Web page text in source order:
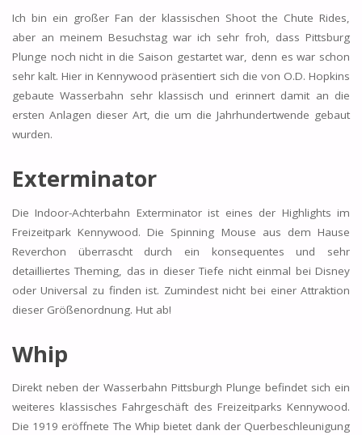
Ich bin ein großer Fan der klassischen Shoot the Chute Rides,
aber an meinem Besuchstag war ich sehr froh, dass Pittsburg
Plunge noch nicht in die Saison gestartet war, denn es war schon
sehr kalt. Hier in Kennywood präsentiert sich die von O.D. Hopkins
gebaute Wasserbahn sehr klassisch und erinnert damit an die
ersten Anlagen dieser Art, die um die Jahrhundertwende gebaut
wurden.
Exterminator
Die Indoor-Achterbahn Exterminator ist eines der Highlights im
Freizeitpark Kennywood. Die Spinning Mouse aus dem Hause
Reverchon überrascht durch ein konsequentes und sehr
detailliertes Theming, das in dieser Tiefe nicht einmal bei Disney
oder Universal zu finden ist. Zumindest nicht bei einer Attraktion
dieser Größenordnung. Hut ab!
Whip
Direkt neben der Wasserbahn Pittsburgh Plunge befindet sich ein
weiteres klassisches Fahrgeschäft des Freizeitparks Kennywood.
Die 1919 eröffnete The Whip bietet dank der Querbeschleunigung